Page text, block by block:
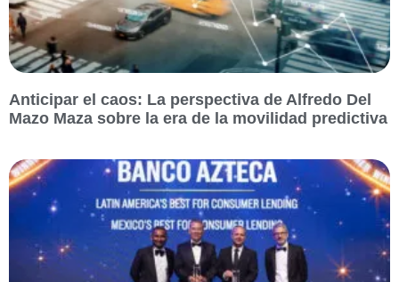
Anticipar el caos: La perspectiva de Alfredo Del
Mazo Maza sobre la era de la movilidad predictiva